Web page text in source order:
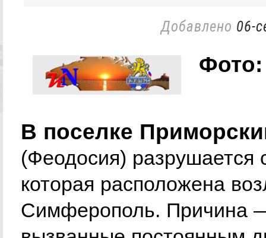
Добавлено 06-
В поселке
(Феодосия)
которая расположена
Симферополь. Причина